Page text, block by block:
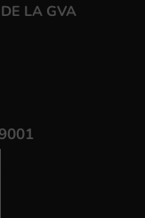
LA GVA